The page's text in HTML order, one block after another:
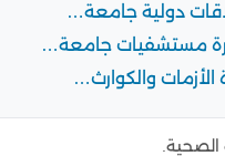
دولية جامعة…
مستشفيات جامعة…
الأزمات والكوارث…
الصحية.